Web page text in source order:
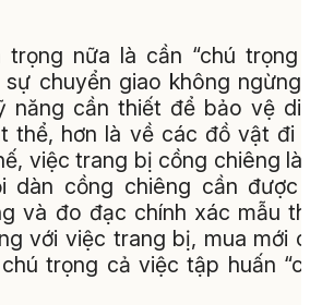
trọng nữa là cần “chú trọng
chuyển giao không ngừng
năng cần thiết để bảo vệ di
thể, hơn là về các đồ vật đi
việc trang bị cồng chiêng là
dàn cồng chiêng cần được
và đo đạc chính xác mẫu
với việc trang bị, mua mới
trọng cả việc tập huấn